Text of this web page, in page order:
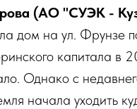
(АО "СУЭК -
дом на ул. Фрунзе
капитала в
Однако с
начала уходить